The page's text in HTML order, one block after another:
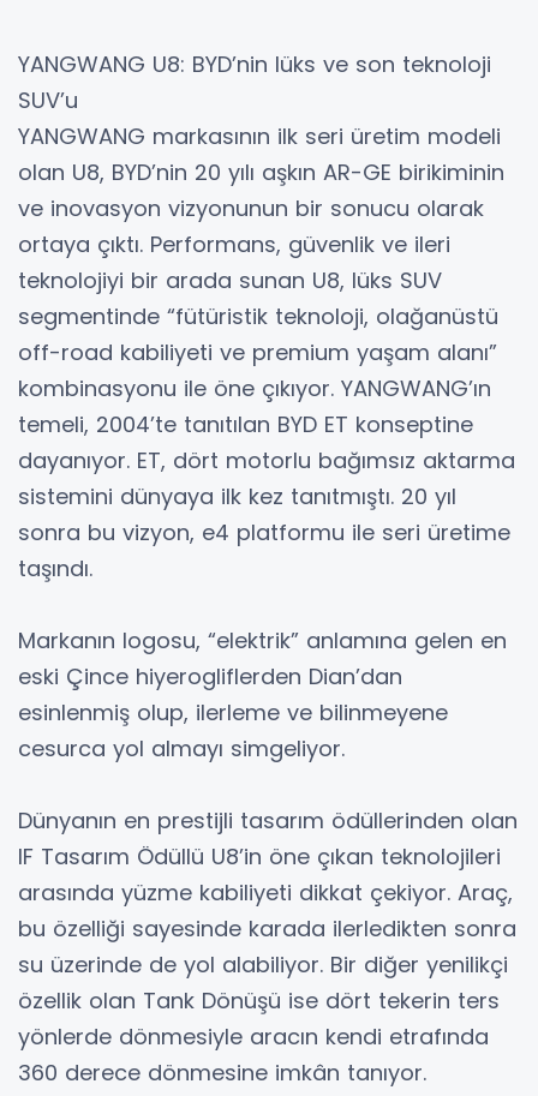
YANGWANG U8: BYD’nin lüks ve son teknoloji
SUV’u
YANGWANG markasının ilk seri üretim modeli
olan U8, BYD’nin 20 yılı aşkın AR-GE birikiminin
ve inovasyon vizyonunun bir sonucu olarak
ortaya çıktı. Performans, güvenlik ve ileri
teknolojiyi bir arada sunan U8, lüks SUV
segmentinde “fütüristik teknoloji, olağanüstü
off-road kabiliyeti ve premium yaşam alanı”
kombinasyonu ile öne çıkıyor. YANGWANG’ın
temeli, 2004’te tanıtılan BYD ET konseptine
dayanıyor. ET, dört motorlu bağımsız aktarma
sistemini dünyaya ilk kez tanıtmıştı. 20 yıl
sonra bu vizyon, e4 platformu ile seri üretime
taşındı.
Markanın logosu, “elektrik” anlamına gelen en
eski Çince hiyerogliflerden Dian’dan
esinlenmiş olup, ilerleme ve bilinmeyene
cesurca yol almayı simgeliyor.
Dünyanın en prestijli tasarım ödüllerinden olan
IF Tasarım Ödüllü U8’in öne çıkan teknolojileri
arasında yüzme kabiliyeti dikkat çekiyor. Araç,
bu özelliği sayesinde karada ilerledikten sonra
su üzerinde de yol alabiliyor. Bir diğer yenilikçi
özellik olan Tank Dönüşü ise dört tekerin ters
yönlerde dönmesiyle aracın kendi etrafında
360 derece dönmesine imkân tanıyor.